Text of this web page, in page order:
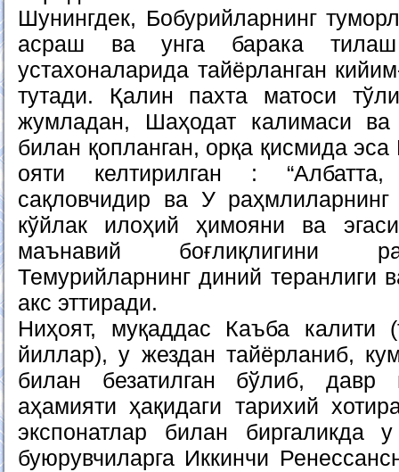
Шунингдек, Бобурийларнинг
асраш ва унга барака
устахоналарида тайёрланган
тутади. Қалин пахта матоси
жумладан, Шаҳодат калимаси
билан қопланган, орқа қисмида
ояти келтирилган :
сақловчидир ва У
кўйлак илоҳий ҳимояни ва
маънавий боғлиқлигини
Темурийларнинг диний теранлиги
акс эттиради.
Ниҳоят, муқаддас Каъба калити
йиллар), у жездан тайёрланиб,
билан безатилган бўлиб, давр
аҳамияти ҳақидаги тарихий
экспонатлар билан биргаликда
буюрувчиларга Иккинчи